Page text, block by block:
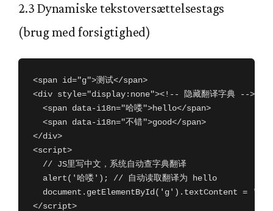
2.3 Dynamiske tekstoversættelsestags
(brug med forsigtighed)
<span id="g">测试</span>
<div style="display:none"><!-- 隐藏翻译字典 -->
  <span data-i18n="哈喽">hello</span>
  <span data-i18n="不错">good</span>
</div>
<script>
  // JS里写中文，系统自动查字典翻译
  alert('哈喽'); // 自动读取翻译为 hello
document.getElementById('g').textContent = '不
</script>